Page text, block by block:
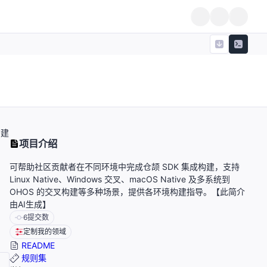
项目介绍
可帮助社区贡献者在不同环境中完成仓颉 SDK 集成构建，支持
Linux Native、Windows 交叉、macOS Native 及多系统到
OHOS 的交叉构建等多种场景，提供各环境构建指导。【此简介
由AI生成】
6提交数
定制我的领域
README
规则集